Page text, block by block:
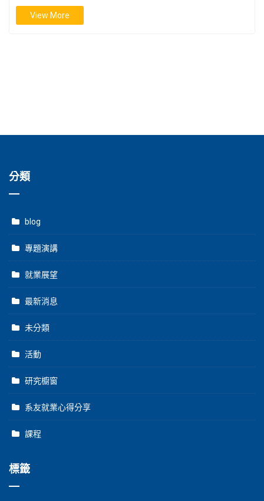
View More
分類
blog
專題演講
就業展望
最新消息
未分類
活動
研究櫥窗
系友就業心得分享
課程
標籤